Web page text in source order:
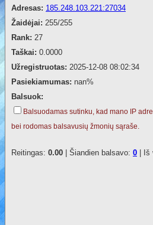
Adresas: 185.248.103.221:27034
Žaidėjai: 255/255
Rank: 27
Taškai: 0.0000
Užregistruotas: 2025-12-08 08:02:34
Pasiekiamumas: nan%
Balsuok:
Balsuodamas sutinku, kad mano IP
bei rodomas balsavusių žmonių sąraše.
Reitingas: 0.00 | Šiandien balsavo: 0 | Iš